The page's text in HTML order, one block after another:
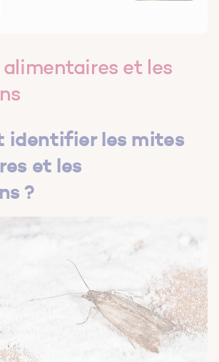
alimentaires et les
identifier les mites
et les
?